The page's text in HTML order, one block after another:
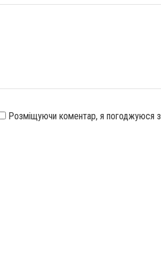
Розміщуючи коментар, я погоджуюся з